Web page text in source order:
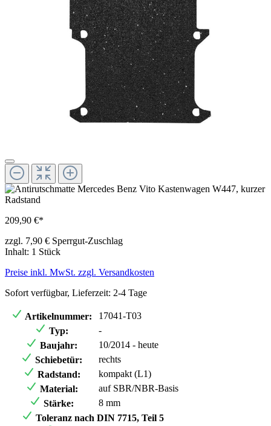
209,90 €*
zzgl. 7,90 € Sperrgut-Zuschlag
Inhalt: 1 Stück
Preise inkl. MwSt. zzgl. Versandkosten
Sofort verfügbar, Lieferzeit: 2-4 Tage
Artikelnummer:
17041-T03
Typ:
-
Baujahr:
10/2014 - heute
Schiebetür:
rechts
Radstand:
kompakt (L1)
Material:
auf SBR/NBR-Basis
Stärke:
8 mm
Toleranz nach DIN 7715, Teil 5